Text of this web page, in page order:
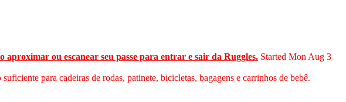
aproximar ou escanear seu passe para entrar e sair da Ruggles. Started Mon Aug 3
para cadeiras de rodas, patinete, bicicletas, bagagens e carrinhos de bebê.